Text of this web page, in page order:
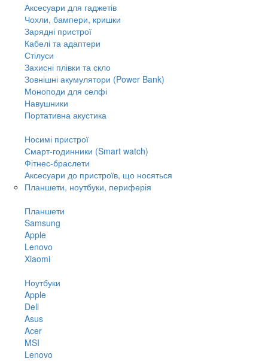
Аксесуари для гаджетів
Чохли, бампери, кришки
Зарядні пристрої
Кабелі та адаптери
Стілуси
Захисні плівки та скло
Зовнішні акумулятори (Power Bank)
Моноподи для селфі
Навушники
Портативна акустика
Носимі пристрої
Смарт-годинники (Smart watch)
Фітнес-браслети
Аксесуари до пристроїв, що носяться
Планшети, ноутбуки, периферія
Планшети
Samsung
Apple
Lenovo
Xiaomi
Ноутбуки
Apple
Dell
Asus
Acer
MSI
Lenovo